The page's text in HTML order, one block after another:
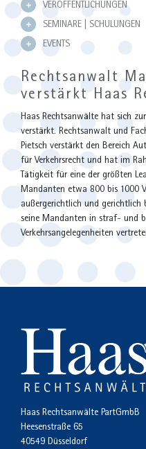
VERÖFFENTLICHUNGEN
SEMINARE | SCHULUNGEN
EVENTS
Rechtsanwalt
verstärkt Haas
Haas Rechtsanwälte hat sich
verstärkt. Rechtsanwalt und
Pietsch verstärkt den Bereich
für Verkehrsrecht und hat im
Tätigkeit für eine der größten
Mandanten etwa 800 bis 1000
außergerichtlich und gerichtlich
seine Mandanten in straf- und
Verkehrsangelegenheiten
Haas Rechtsanwälte PartGmbB
Heesenstraße 65
40549 Düsseldorf